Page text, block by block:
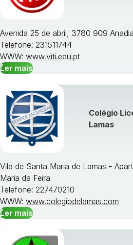
Avenida 25 de abril, 3780 909 Anadia
Telefone: 231511744
WWW: www.viti.edu.pt
Ler mais
Colégio
Lamas
Vila de Santa Maria de Lamas -
Maria da Feira
Telefone: 227470210
WWW: www.colegiodelamas.com
Ler mais